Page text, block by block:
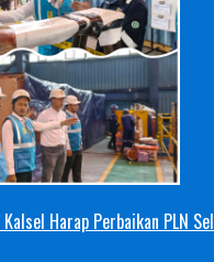
Harap Perbaikan PLN